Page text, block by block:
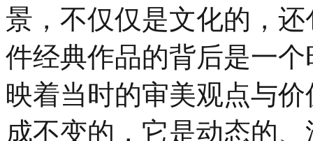
景，不仅仅是文化的，
件经典作品的背后是一
映着当时的审美观点与
成不变的，它是动态的